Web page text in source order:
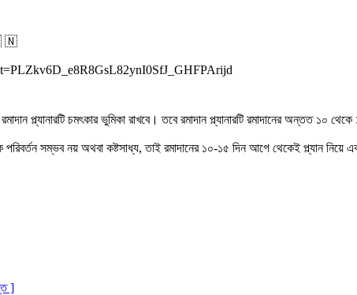
🇳
রমাদান প্ল্যানারটি চমৎকার ভুমিকা রাখবে। তবে রমাদান প্ল্যানারটি রমাদানের অন্তত
সম্ভব নয় অথবা কষ্টসাধ্য, তাই রমাদানের ১০-১৫ দিন আগে থেকেই প্ল্যান নিয়ে
]